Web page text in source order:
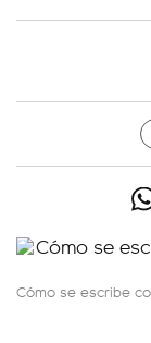
Cómo se escribe